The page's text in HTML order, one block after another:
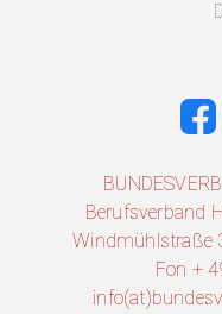
Berufsverband
Windmühlstraße
Fon +